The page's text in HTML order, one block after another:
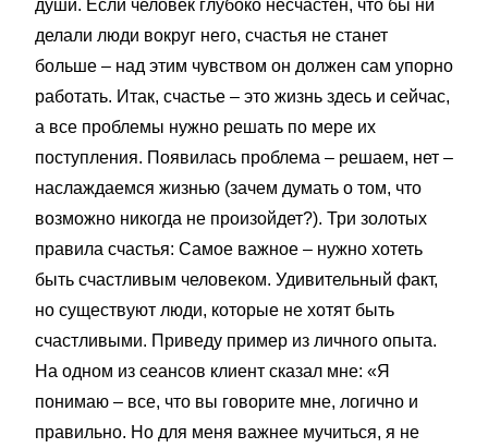
души. Если человек глубоко несчастен, что бы ни
делали люди вокруг него, счастья не станет
больше – над этим чувством он должен сам упорно
работать. Итак, счастье – это жизнь здесь и сейчас,
а все проблемы нужно решать по мере их
поступления. Появилась проблема – решаем, нет –
наслаждаемся жизнью (зачем думать о том, что
возможно никогда не произойдет?). Три золотых
правила счастья: Самое важное – нужно хотеть
быть счастливым человеком. Удивительный факт,
но существуют люди, которые не хотят быть
счастливыми. Приведу пример из личного опыта.
На одном из сеансов клиент сказал мне: «Я
понимаю – все, что вы говорите мне, логично и
правильно. Но для меня важнее мучиться, я не